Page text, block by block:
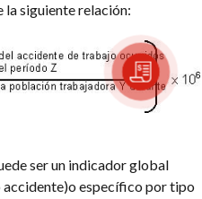
la siguiente relación:
ser un indicador global
específico por tipo